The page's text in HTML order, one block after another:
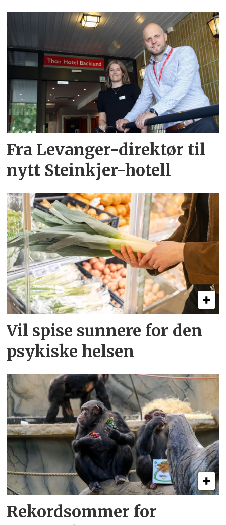
Fra Levanger-direktør til
nytt Steinkjer-hotell
Vil spise sunnere for den
psykiske helsen
Rekordsommer for